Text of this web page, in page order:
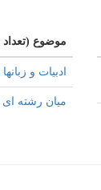
موضوع (تعداد
ادبیات و زبانها 2
میان رشته ای 1